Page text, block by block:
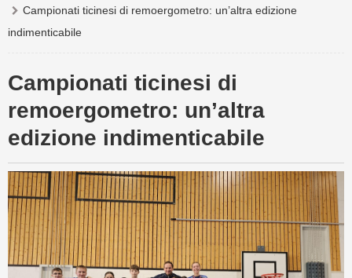
Campionati ticinesi di remoergometro: un’altra edizione
indimenticabile
Campionati ticinesi di
remoergometro: un’altra
edizione indimenticabile